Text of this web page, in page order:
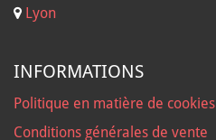
Lyon
INFORMATIONS
Politique en matière de cookies
Conditions générales de vente